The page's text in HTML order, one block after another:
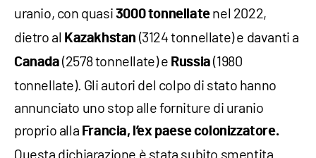
uranio, con quasi 3000 tonnellatenel 2022,
dietro al Kazakhstan (3124 tonnellate) e davanti a
Canada (2578 tonnellate) e Russia (1980
tonnellate). Gli autori del colpo di stato hanno
annunciato uno stop alle forniture di uranio
proprio alla Francia, l’ex paese colonizzatore.
Questa dichiarazione è stata subito smentita